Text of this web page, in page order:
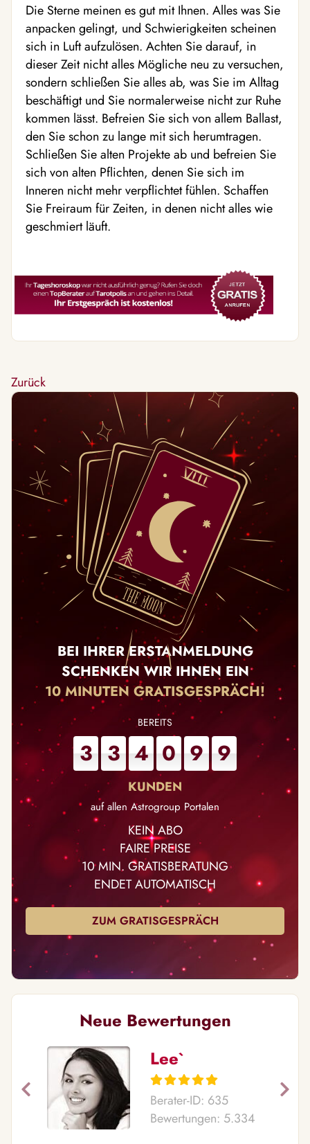
Die Sterne meinen es gut mit Ihnen. Alles was Sie
anpacken gelingt, und Schwierigkeiten scheinen
sich in Luft aufzulösen. Achten Sie darauf, in
dieser Zeit nicht alles Mögliche neu zu versuchen,
sondern schließen Sie alles ab, was Sie im Alltag
beschäftigt und Sie normalerweise nicht zur Ruhe
kommen lässt. Befreien Sie sich von allem Ballast,
den Sie schon zu lange mit sich herumtragen.
Schließen Sie alten Projekte ab und befreien Sie
sich von alten Pflichten, denen Sie sich im
Inneren nicht mehr verpflichtet fühlen. Schaffen
Sie Freiraum für Zeiten, in denen nicht alles wie
geschmiert läuft.
Zurück
BEI IHRER ERSTANMELDUNG
SCHENKEN WIR IHNEN EIN
10 MINUTEN GRATISGESPRÄCH!
3 3 4 0 9 9
auf allen Astrogroup Portalen
KEIN ABO
FAIRE PREISE
10 MIN. GRATISBERATUNG
ENDET AUTOMATISCH
ZUM GRATISGESPRÄCH
Neue Bewertungen
Lee`
Berater-ID: 635
Bewertungen: 5.334